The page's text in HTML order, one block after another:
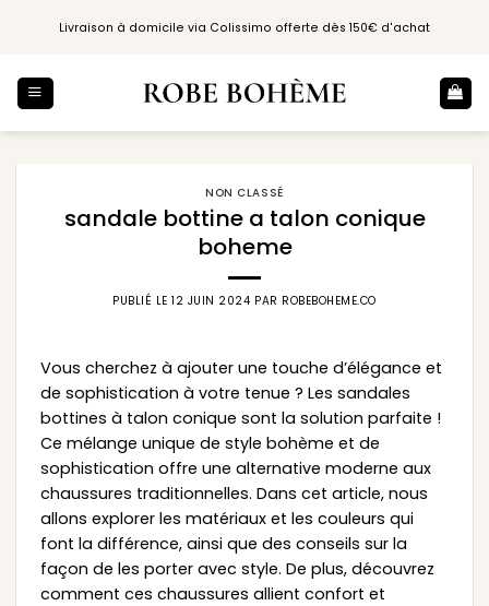
Livraison à domicile via Colissimo offerte dès 150€ d'achat
NON CLASSÉ
sandale bottine a talon conique
boheme
PUBLIÉ LE12 JUIN 2024 PAR ROBEBOHEME.CO
Vous cherchez à ajouter une touche d’élégance et
de sophistication à votre tenue ? Les sandales
bottines à talon conique sont la solution parfaite !
Ce mélange unique de style bohème et de
sophistication offre une alternative moderne aux
chaussures traditionnelles. Dans cet article, nous
allons explorer les matériaux et les couleurs qui
font la différence, ainsi que des conseils sur la
façon de les porter avec style. De plus, découvrez
comment ces chaussures allient confort et